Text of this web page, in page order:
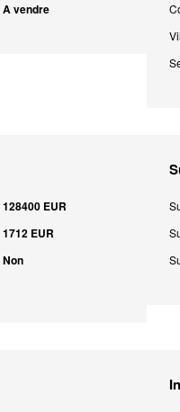
A vendre
128400 EUR
1712 EUR
Non